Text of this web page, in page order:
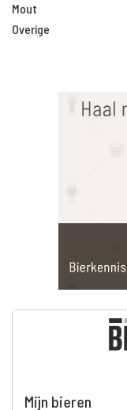
Mout
Overige
Mijn bieren